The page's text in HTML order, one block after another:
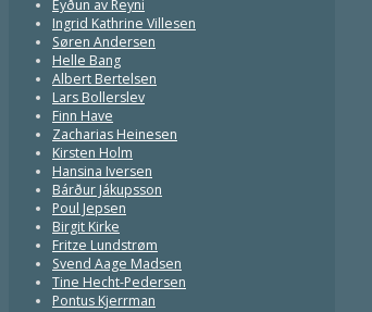
Eyðun av Reyni
Ingrid Kathrine Villesen
Søren Andersen
Helle Bang
Albert Bertelsen
Lars Bollerslev
Finn Have
Zacharias Heinesen
Kirsten Holm
Hansina Iversen
Bárður Jákupsson
Poul Jepsen
Birgit Kirke
Fritze Lundstrøm
Svend Aage Madsen
Tine Hecht-Pedersen
Pontus Kjerrman